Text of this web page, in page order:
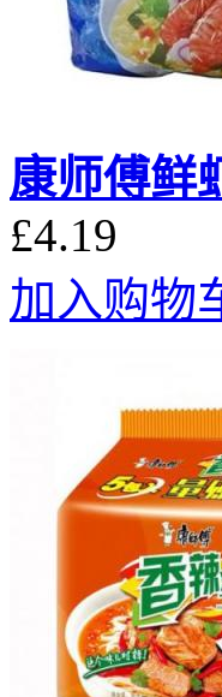
康师傅鲜
£4.19
加入购物